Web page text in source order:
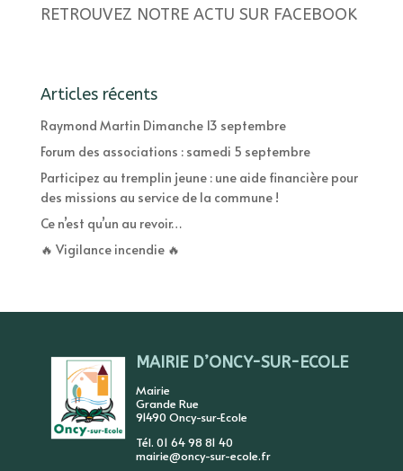
RETROUVEZ NOTRE ACTU SUR FACEBOOK
Articles récents
Raymond Martin Dimanche 13 septembre
Forum des associations : samedi 5 septembre
Participez au tremplin jeune : une aide financière pour
des missions au service de la commune !
Ce n’est qu’un au revoir…
🔥 Vigilance incendie 🔥
MAIRIE D’ONCY-SUR-ECOLE
Mairie
Grande Rue
91490 Oncy-sur-Ecole
Tél. 01 64 98 81 40
mairie@oncy-sur-ecole.fr